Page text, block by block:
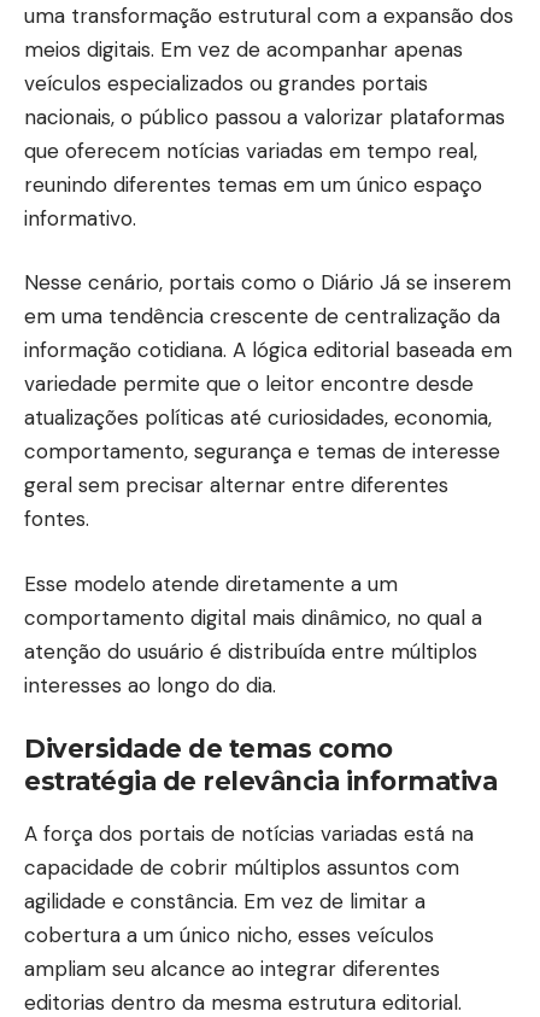
uma transformação estrutural com a expansão dos
meios digitais. Em vez de acompanhar apenas
veículos especializados ou grandes portais
nacionais, o público passou a valorizar plataformas
que oferecem notícias variadas em tempo real,
reunindo diferentes temas em um único espaço
informativo.
Nesse cenário, portais como o Diário Já se inserem
em uma tendência crescente de centralização da
informação cotidiana. A lógica editorial baseada em
variedade permite que o leitor encontre desde
atualizações políticas até curiosidades, economia,
comportamento, segurança e temas de interesse
geral sem precisar alternar entre diferentes
fontes.
Esse modelo atende diretamente a um
comportamento digital mais dinâmico, no qual a
atenção do usuário é distribuída entre múltiplos
interesses ao longo do dia.
Diversidade de temas como
estratégia de relevância informativa
A força dos portais de notícias variadas está na
capacidade de cobrir múltiplos assuntos com
agilidade e constância. Em vez de limitar a
cobertura a um único nicho, esses veículos
ampliam seu alcance ao integrar diferentes
editorias dentro da mesma estrutura editorial.